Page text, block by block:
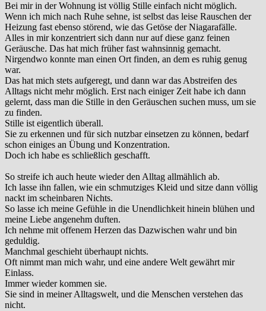
Bei mir in der Wohnung ist völlig Stille einfach nicht möglich.
Wenn ich mich nach Ruhe sehne, ist selbst das leise Rauschen der
Heizung fast ebenso störend, wie das Getöse der Niagarafälle.
Alles in mir konzentriert sich dann nur auf diese ganz feinen
Geräusche. Das hat mich früher fast wahnsinnig gemacht.
Nirgendwo konnte man einen Ort finden, an dem es ruhig genug
war.
Das hat mich stets aufgeregt, und dann war das Abstreifen des
Alltags nicht mehr möglich. Erst nach einiger Zeit habe ich dann
gelernt, dass man die Stille in den Geräuschen suchen muss, um sie
zu finden.
Stille ist eigentlich überall.
Sie zu erkennen und für sich nutzbar einsetzen zu können, bedarf
schon einiges an Übung und Konzentration.
Doch ich habe es schließlich geschafft.
So streife ich auch heute wieder den Alltag allmählich ab.
Ich lasse ihn fallen, wie ein schmutziges Kleid und sitze dann völlig
nackt im scheinbaren Nichts.
So lasse ich meine Gefühle in die Unendlichkeit hinein blühen und
meine Liebe angenehm duften.
Ich nehme mit offenem Herzen das Dazwischen wahr und bin
geduldig.
Manchmal geschieht überhaupt nichts.
Oft nimmt man mich wahr, und eine andere Welt gewährt mir
Einlass.
Immer wieder kommen sie.
Sie sind in meiner Alltagswelt, und die Menschen verstehen das
nicht.